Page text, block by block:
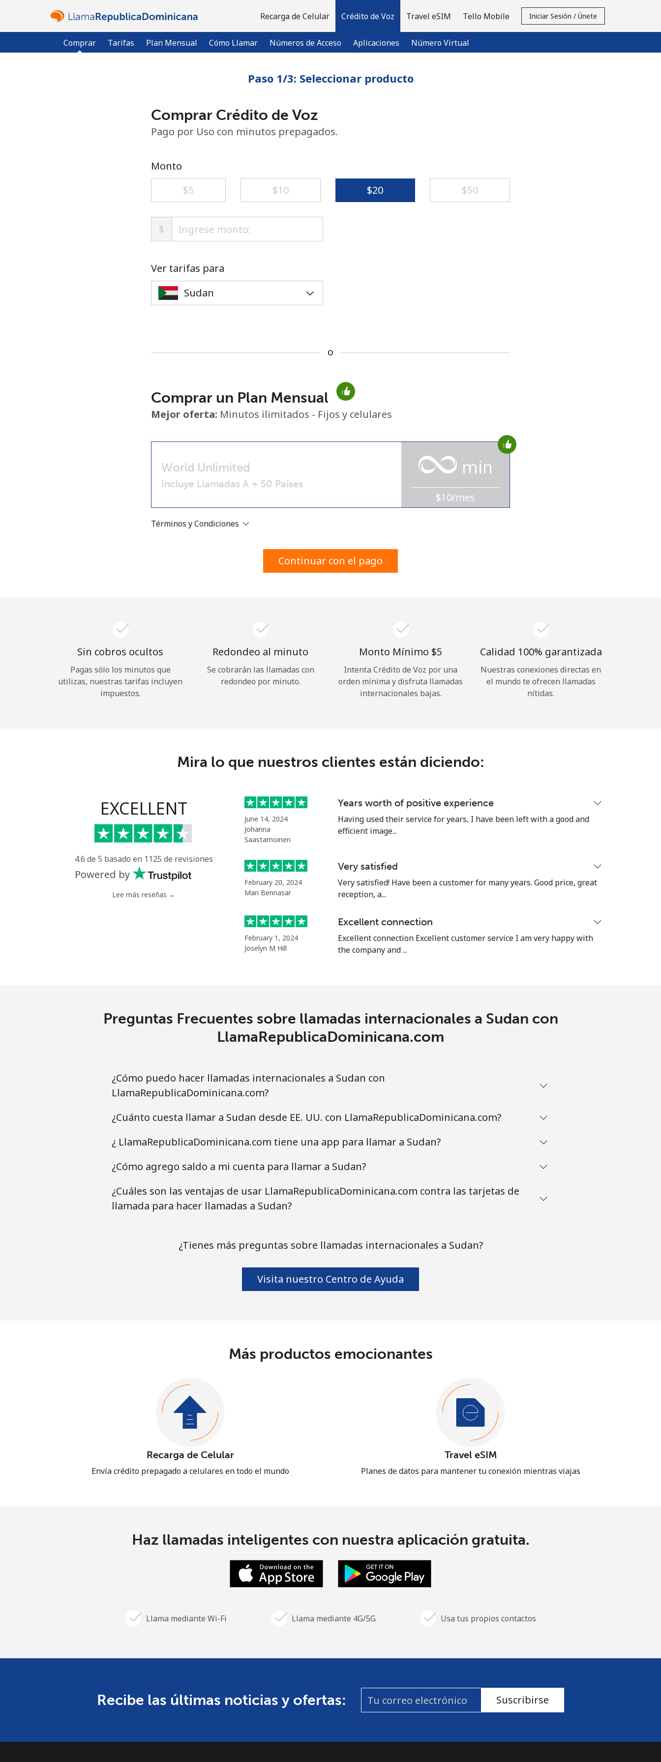
Recarga de Celular Crédito de Voz
Comprar Tarifas Plan Mensual Cómo Llamar Números de Acceso Aplicaciones Número Virtual
Travel eSIM Tello Mobile Iniciar Sesión / Únete
No se ha creado una contraseña
Mínimo 8 caracteres
Un número
Al abrir una cuenta en este sitio web, estoy de
¿Olvidaste tu contraseña? →
Paso 1/3: Seleccionar producto
Comprar Crédito de Voz
Pago por Uso con minutos prepagados.
Monto
⁦$5⁩
⁦$10⁩ ⁦$20⁩ ⁦$50⁩
$
Ver tarifas para
o
Comprar un Plan Mensual
Mejor oferta: Minutos ilimitados - Fijos y celulares
World Unlimited
Incluye Llamadas A + 50 Países
min
$10/mes
Términos y Condiciones
Continuar con el pago
Sin cobros ocultos
Pagas sólo los minutos que
utilizas, nuestras tarifas incluyen
impuestos.
Redondeo al minuto
Se cobrarán las llamadas con
redondeo por minuto.
Monto Mínimo ⁦$5⁩
Intenta Crédito de Voz por una
orden mínima y disfruta llamadas
internacionales bajas.
Calidad 100% garantizada
Nuestras conexiones directas en
el mundo te ofrecen llamadas
nítidas.
Mira lo que nuestros clientes están diciendo:
EXCELLENT
4.6 de 5 basado en 1125 de revisiones
Powered by
Lee más reseñas →
June 14, 2024
Johanna
Saastamoinen
Years worth of positive experience
Having used their service for years, I have been left with a good and
efficient image...
February 20, 2024
Mari Bennasar
Very satisfied
Very satisfied! Have been a customer for many years. Good price, great
reception, a...
February 1, 2024
Joselyn M Hill
Excellent connection
Excellent connection Excellent customer service I am very happy with
the company and ...
Preguntas Frecuentes sobre llamadas internacionales a Sudan con
LlamaRepublicaDominicana.com
¿Cómo puedo hacer llamadas internacionales a Sudan con
LlamaRepublicaDominicana.com?
¿Cuánto cuesta llamar a Sudan desde EE. UU. con LlamaRepublicaDominicana.com?
¿ LlamaRepublicaDominicana.com tiene una app para llamar a Sudan?
¿Cómo agrego saldo a mi cuenta para llamar a Sudan?
¿Cuáles son las ventajas de usar LlamaRepublicaDominicana.com contra las tarjetas de
llamada para hacer llamadas a Sudan?
¿Tienes más preguntas sobre llamadas internacionales a Sudan?
Visita nuestro Centro de Ayuda
Más productos emocionantes
Recarga de Celular
Envía crédito prepagado a celulares en todo el mundo
Travel eSIM
Planes de datos para mantener tu conexión mientras viajas
Haz llamadas inteligentes con nuestra aplicación gratuita.
Llama mediante Wi-Fi Llama mediante 4G/5G Usa tus propios contactos
Recibe las últimas noticias y ofertas: Suscribirse